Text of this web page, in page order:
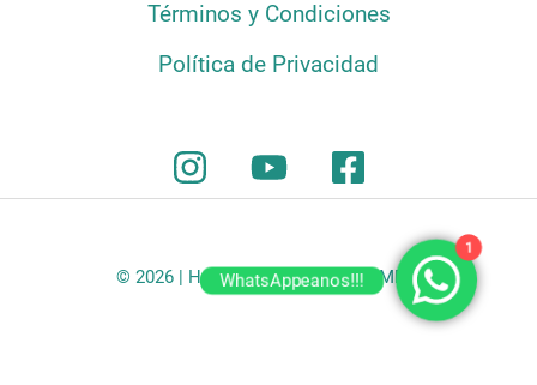
Términos y Condiciones
Política de Privacidad
© 2026 | HATILLO COFFEE COLOMBIA
1
WhatsAppeanos!!!